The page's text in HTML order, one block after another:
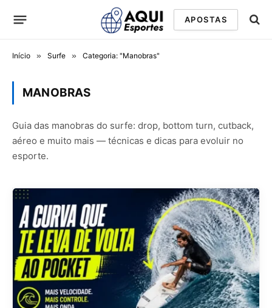
APOSTAS
Início » Surfe » Categoria: "Manobras"
MANOBRAS
Guia das manobras do surfe: drop, bottom turn, cutback,
aéreo e muito mais — técnicas e dicas para evoluir no
esporte.